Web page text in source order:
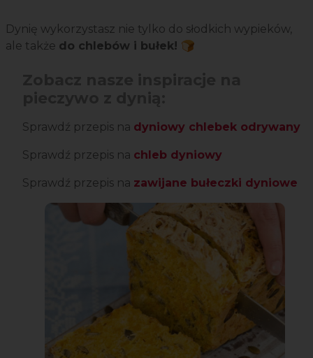
Dynię wykorzystasz nie tylko do słodkich wypieków,
ale także do chlebów i bułek! 🍞
Sprawdź przepis na dyniowy chlebek odrywany
Sprawdź przepis na chleb dyniowy
Sprawdź przepis na zawijane bułeczki dyniowe